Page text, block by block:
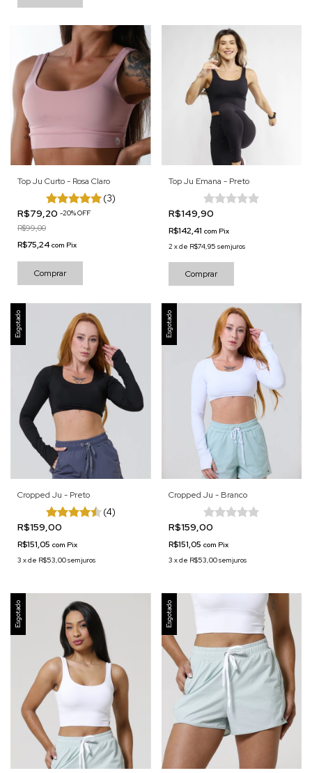
Top Ju Curto - Rosa Claro
(3)
R$79,20 -20%OFF
R$99,00
R$75,24 com Pix
Comprar
Top Ju Emana - Preto
R$149,90
R$142,41 com Pix
2 xde R$74,95 sem juros
Comprar
Esgotado
Cropped Ju - Preto
(4)
R$159,00
R$151,05 com Pix
3 xde R$53,00sem juros
Esgotado
Cropped Ju - Branco
R$159,00
R$151,05 com Pix
3 xde R$53,00sem juros
Esgotado Esgotado